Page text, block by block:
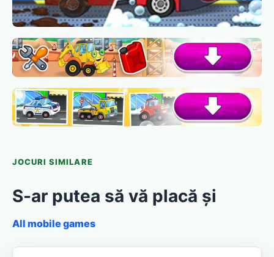
JOCURI SIMILARE
S-ar putea să vă placă și
All mobile games